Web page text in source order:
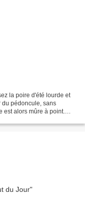
la poire d'été lourde et
du pédoncule, sans
est alors mûre à point.